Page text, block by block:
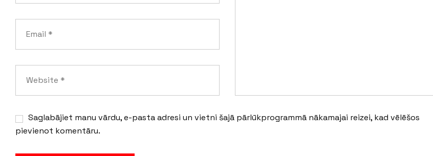
Saglabājiet manu vārdu, e-pasta adresi un vietni šajā pārlūkprogrammā nākamajai reizei, kad vēlēšos
pievienot komentāru.